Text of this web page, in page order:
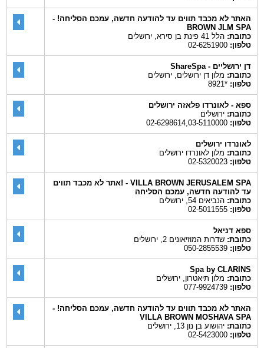
האתר לא מכבד תווים עד להודעה חדשה, עמכם הסליחה! -
BROWN JLM SPA
כתובת:הלל 41 פינת בן סירא, ירושלים
טלפון:02-6251900
דן ירושליים - ShareSpa
כתובת:מלון דן ירושלים, ירושלים
טלפון:*8921
ספא - לאונרדו פלאזה ירושלים
כתובת:ירושלים
טלפון:02-6298614,03-5110000
לאונרדו ירושלים
כתובת:מלון לאונרדו ירושלים
טלפון:02-5320023
VILLA BROWN JERUSALEM SPA - !אתר לא מכבד תווים
עד להודעה חדשה, עמכם הסליחה
כתובת:הנביאים 54, ירושלים
טלפון:02-5011555
ספא דניאל
כתובת:שדרות המוזיאונים 2, ירושלים
טלפון:050-2855539
Spa by CLARINS
כתובת:מלון תיאטרון, ירושלים
טלפון:077-9924739
האתר לא מכבד תווים עד להודעה חדשה, עמכם הסליחה! -
VILLA BROWN MOSHAVA SPA
כתובת:יהושוע בן נון 13, ירושלים
טלפון:02-5423000